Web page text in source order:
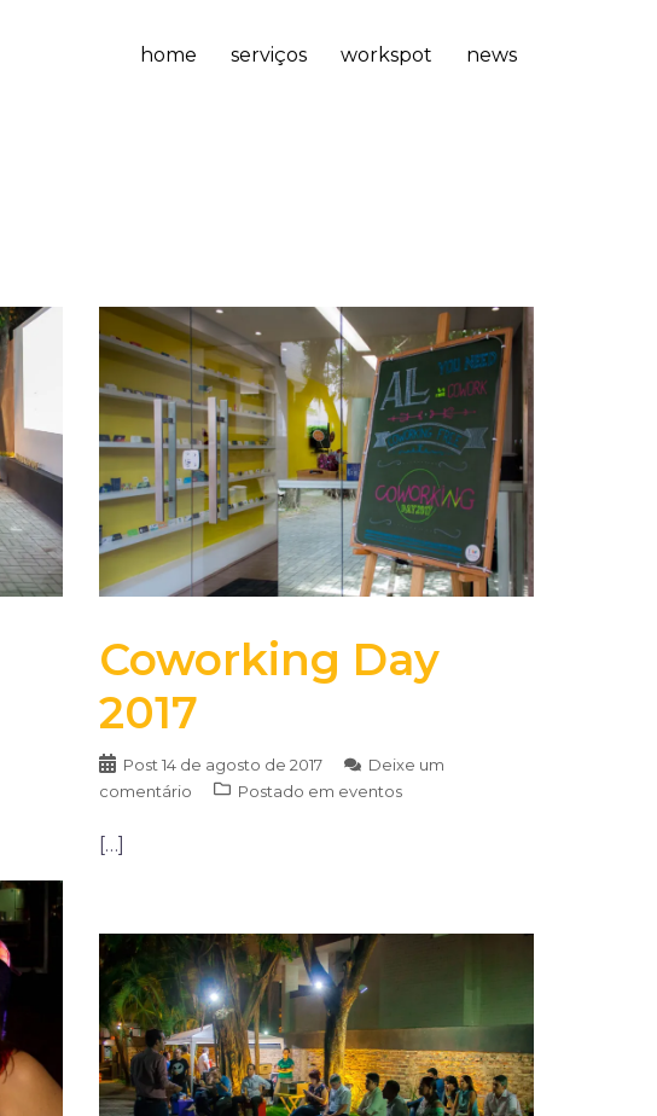
home serviços workspot news
Coworking Day
2017
Post 14 de agosto de 2017
Deixe um
comentário
Postado em eventos
[…]